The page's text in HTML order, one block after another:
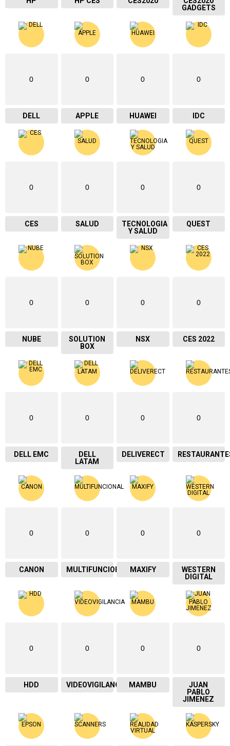
GADGETS
0
DELL
0
APPLE
0
HUAWEI
0
IDC
0
CES
0
SALUD
0
TECNOLOGIA
Y SALUD
0
QUEST
0
NUBE
0
SOLUTION
BOX
0
NSX
0
CES 2022
0
DELL EMC
0
DELL
LATAM
0
DELIVERECT
0
0
CANON
0
MULTIFUNCIONAL
0
MAXIFY
0
WESTERN
DIGITAL
0
HDD
0
VIDEOVIGILANCIA
0
MAMBU
0
JUAN
PABLO
JIMENEZ